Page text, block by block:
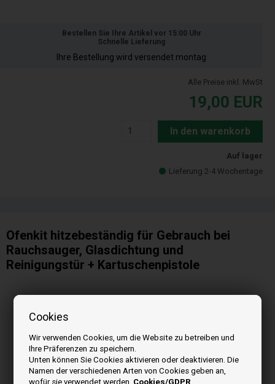
Cookies
Wir verwenden Cookies, um die Website zu betreiben und
Ihre Präferenzen zu speichern.
Unten können Sie Cookies aktivieren oder deaktivieren. Die
Namen der verschiedenen Arten von Cookies geben an,
wofür sie verwendet werden. Cookies/GDPR
Bestellen Sie Ihre Artikel vor 15:00 Uhr
Schnelle Lieferung
Ihre Bestellung wird versendet montag
Alle Preise inkl. MwSt
19,00 EUR
In den warenkorb
Auf lager
Lieferung 2-4 Wochentage
Ofenkit hitzebeständig für Gebrauch bei
Rauchsauger, Glasdichtung und
Reinigungstür + Kartuschenpistole